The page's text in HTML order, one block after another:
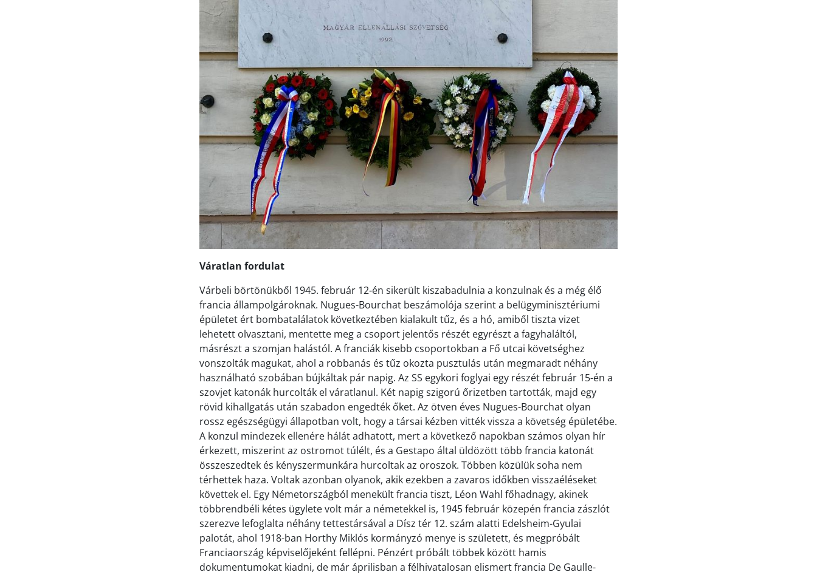
Váratlan fordulat
Várbeli börtönükből 1945. február 12-én sikerült kiszabadulnia a konzulnak és a még élő
francia állampolgároknak. Nugues-Bourchat beszámolója szerint a belügyminisztériumi
épületet ért bombatalálatok következtében kialakult tűz, és a hó, amiből tiszta vizet
lehetett olvasztani, mentette meg a csoport jelentős részét egyrészt a fagyhaláltól,
másrészt a szomjan halástól. A franciák kisebb csoportokban a Fő utcai követséghez
vonszolták magukat, ahol a robbanás és tűz okozta pusztulás után megmaradt néhány
használható szobában bújkáltak pár napig. Az SS egykori foglyai egy részét február 15-én a
szovjet katonák hurcolták el váratlanul. Két napig szigorú őrizetben tartották, majd egy
rövid kihallgatás után szabadon engedték őket. Az ötven éves Nugues-Bourchat olyan
rossz egészségügyi állapotban volt, hogy a társai kézben vitték vissza a követség épületébe.
A konzul mindezek ellenére hálát adhatott, mert a következő napokban számos olyan hír
érkezett, miszerint az ostromot túlélt, és a Gestapo által üldözött több francia katonát
összeszedtek és kényszermunkára hurcoltak az oroszok. Többen közülük soha nem
térhettek haza. Voltak azonban olyanok, akik ezekben a zavaros időkben visszaéléseket
követtek el. Egy Németországból menekült francia tiszt, Léon Wahl főhadnagy, akinek
többrendbéli kétes ügylete volt már a németekkel is, 1945 február közepén francia zászlót
szerezve lefoglalta néhány tettestársával a Dísz tér 12. szám alatti Edelsheim-Gyulai
palotát, ahol 1918-ban Horthy Miklós kormányzó menye is született, és megpróbált
Franciaország képviselőjeként fellépni. Pénzért próbált többek között hamis
dokumentumokat kiadni, de már áprilisban a félhivatalosan elismert francia De Gaulle-